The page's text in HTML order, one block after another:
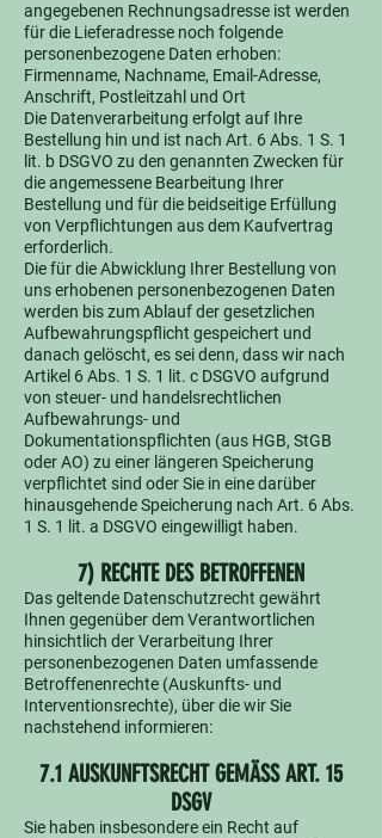
angegebenen Rechnungsadresse ist werden
für die Lieferadresse noch folgende
personenbezogene Daten erhoben:
Firmenname, Nachname, Email-Adresse,
Anschrift, Postleitzahl und Ort
Die Datenverarbeitung erfolgt auf Ihre
Bestellung hin und ist nach Art. 6 Abs. 1 S. 1
lit. b DSGVO zu den genannten Zwecken für
die angemessene Bearbeitung Ihrer
Bestellung und für die beidseitige Erfüllung
von Verpflichtungen aus dem Kaufvertrag
erforderlich.
Die für die Abwicklung Ihrer Bestellung von
uns erhobenen personenbezogenen Daten
werden bis zum Ablauf der gesetzlichen
Aufbewahrungspflicht gespeichert und
danach gelöscht, es sei denn, dass wir nach
Artikel 6 Abs. 1 S. 1 lit. c DSGVO aufgrund
von steuer- und handelsrechtlichen
Aufbewahrungs- und
Dokumentationspflichten (aus HGB, StGB
oder AO) zu einer längeren Speicherung
verpflichtet sind oder Sie in eine darüber
hinausgehende Speicherung nach Art. 6 Abs.
1 S. 1 lit. a DSGVO eingewilligt haben.
7) RECHTE DES BETROFFENEN
Das geltende Datenschutzrecht gewährt
Ihnen gegenüber dem Verantwortlichen
hinsichtlich der Verarbeitung Ihrer
personenbezogenen Daten umfassende
Betroffenenrechte (Auskunfts- und
Interventionsrechte), über die wir Sie
nachstehend informieren:
7.1 AUSKUNFTSRECHT GEMÄSS ART. 15
DSGV
Sie haben insbesondere ein Recht auf